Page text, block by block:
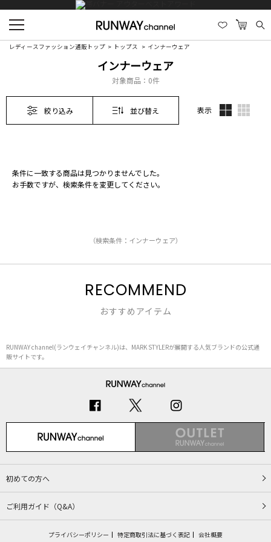
レディースファッション通販トップ トップス インナーウェア
インナーウェア
対象商品： 0件
絞り込み 並び替え 表示
条件に一致する商品は見つかりませんでした。
お手数ですが、検索条件を変更してください。
（検索条件：インナーウェア）
RECOMMEND
おすすめアイテム
RUNWAY channel(ランウェイチャンネル)は、MARK STYLERが展開する人気ブランドの公式通
販サイトです。
初めての方へ
ご利用ガイド（Q&A）
プライバシーポリシー 特定商取引法に基づく表記 会社概要